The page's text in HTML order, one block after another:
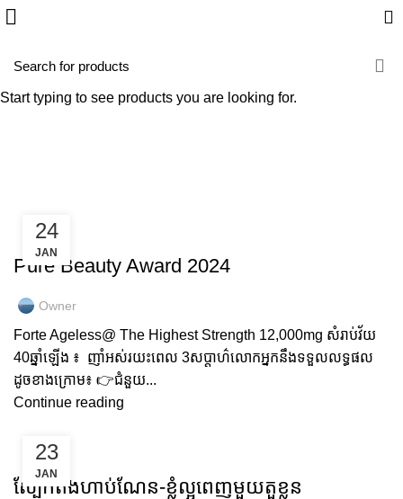
Tag Archives:
#Forteageless
24
JAN
GOLD COLLAGEN
Pure Beauty Award 2024
Owner
Forte Ageless@ The Highest Strength 12,000mg សំរាប់វ័យ
40ឆ្នាំឡើង ៖ ញាំអស់រយះពេល 3សប្តាហ៌លោកអ្នកនឹងទទួលលទ្ធផល
ដូចខាងក្រោម៖ 👉ជំនួយ...
Continue reading
23
JAN
GOLD COLLAGEN
ស្បែកតឹងហាប់ណែន-ខ្លំល្អពេញមួយតួខ្លួន
Start typing to see products you are looking for.